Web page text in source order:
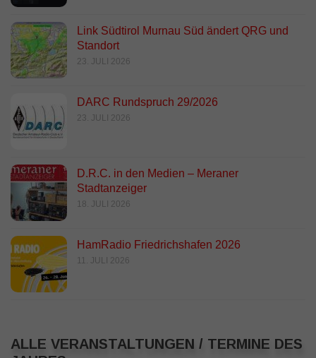
Link Südtirol Murnau Süd ändert QRG und
Standort
23. JULI 2026
DARC Rundspruch 29/2026
23. JULI 2026
D.R.C. in den Medien – Meraner
Stadtanzeiger
18. JULI 2026
HamRadio Friedrichshafen 2026
11. JULI 2026
ALLE VERANSTALTUNGEN / TERMINE DES